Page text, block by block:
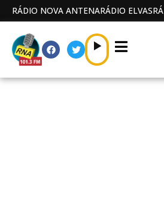
RÁDIO NOVA ANTENARÁDIO ELVAS